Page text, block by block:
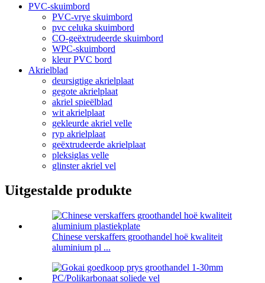
PVC-skuimbord
PVC-vrye skuimbord
pvc celuka skuimbord
CO-geëxtrudeerde skuimbord
WPC-skuimbord
kleur PVC bord
Akrielblad
deursigtige akrielplaat
gegote akrielplaat
akriel spieëlblad
wit akrielplaat
gekleurde akriel velle
ryp akrielplaat
geëxtrudeerde akrielplaat
pleksiglas velle
glinster akriel vel
Uitgestalde produkte
Chinese verskaffers groothandel hoë kwaliteit
aluminium pl ...